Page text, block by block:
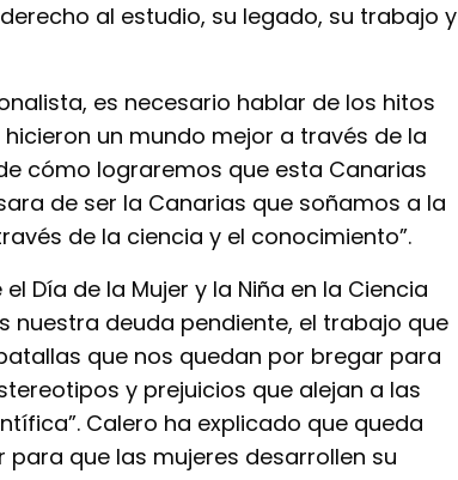
al estudio, su legado, su trabajo y
es necesario hablar de los hitos
un mundo mejor a través de la
cómo lograremos que esta Canarias
de ser la Canarias que soñamos a la
de la ciencia y el conocimiento”.
Día de la Mujer y la Niña en la Ciencia
nuestra deuda pendiente, el trabajo que
que nos quedan por bregar para
y prejuicios que alejan a las
Calero ha explicado que queda
que las mujeres desarrollen su